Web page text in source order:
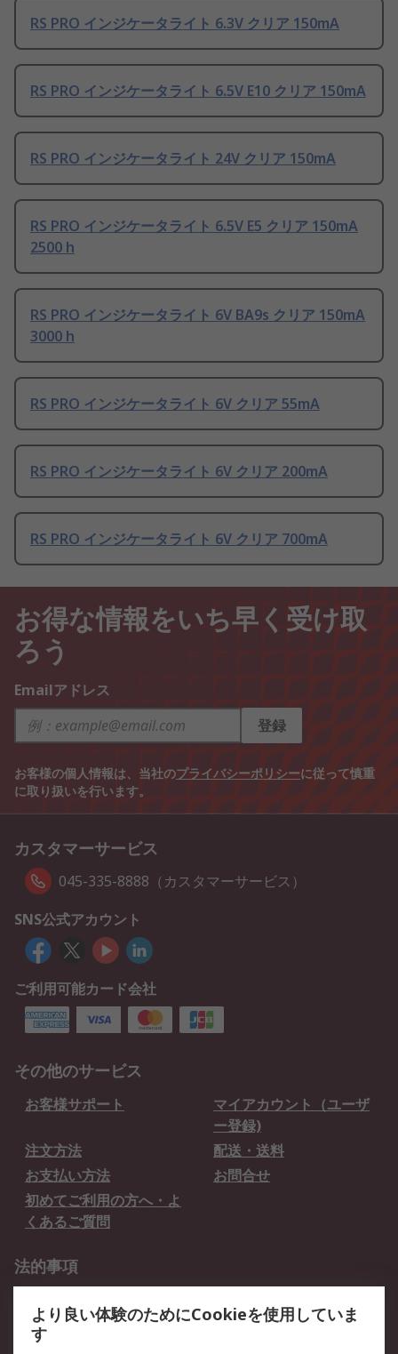
RS PRO インジケータライト 6.3V クリア 150mA
RS PRO インジケータライト 6.5V E10 クリア 150mA
RS PRO インジケータライト 24V クリア 150mA
RS PRO インジケータライト 6.5V E5 クリア 150mA
2500 h
RS PRO インジケータライト 6V BA9s クリア 150mA
3000 h
RS PRO インジケータライト 6V クリア 55mA
RS PRO インジケータライト 6V クリア 200mA
RS PRO インジケータライト 6V クリア 700mA
お得な情報をいち早く受け取
ろう
Emailアドレス
登録
お客様の個人情報は、当社のプライバシーポリシーに従って慎重
に取り扱いを行います。
カスタマーサービス
045-335-8888（カスタマーサービス）
SNS公式アカウント
ご利用可能カード会社
その他のサービス
お客様サポート
マイアカウント（ユーザ
ー登録)
注文方法
配送・送料
お支払い方法
お問合せ
初めてご利用の方へ・よ
くあるご質問
法的事項
クッキーポリシー
より良い体験のためにCookieを使用していま
す